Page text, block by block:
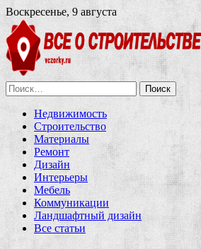
Воскресенье, 9 августа
Найти:
Недвижимость
Строительство
Материалы
Ремонт
Дизайн
Интерьеры
Мебель
Коммуникации
Ландшафтный дизайн
Все статьи